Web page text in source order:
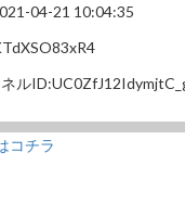
04-21 10:04:35
ル
コチラ